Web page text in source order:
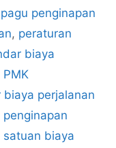
pagu penginapan
, peraturan
biaya
PMK
perjalanan
satuan biaya